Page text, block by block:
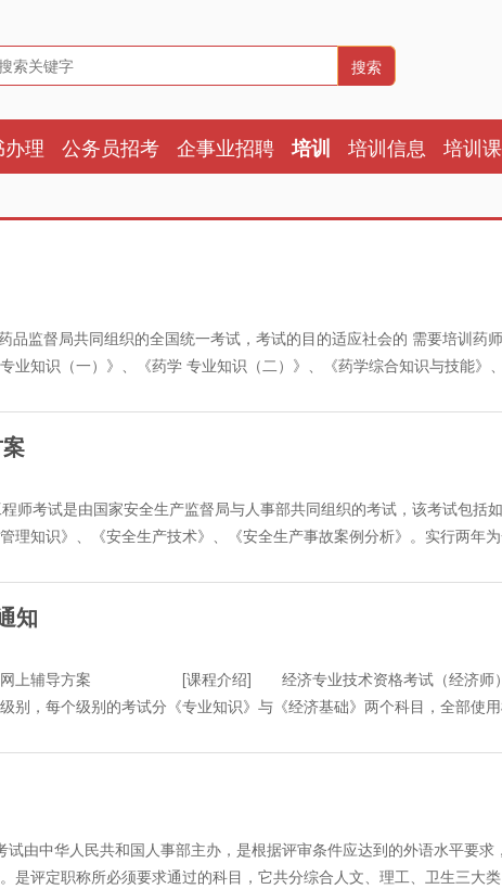
搜索
理 公务员招考 企事业招聘 培训 培训信息 培训
监督局共同组织的全国统一考试，考试的目的适应社会的 需要培训药
业知识（一）》、《药学 专业知识（二）》、《药学综合知识与技能》
》、《中药学专业知识（二）》、《中药综合知识与技能》、《药事管理
课，考试全部使用机读卡答题。环球职业教育在线2008年执业药师考试
、药学专业知识(二)(药剂学、药物化学) 3、药学综合知识与技能4、药事
．中药学专业知识（二）(中药鉴定学、中药化学)7．中药综合知识与技
讲班和冲刺班： 精讲班：每门课各40课时,包括36课时专家讲座,2
题例进行详细的精讲，同时都有专门的课后作业供学员进行练习，以达
配有二套模拟测试题供学员检测学习效果。报名后进入课堂可看到全部
，2套模拟题。主要是讲解考试相关的重点内容，对历年的试题题进行
龙点睛的作用。报名后进入课堂可看到全部学习内容！ ·课程安排：
时间反复学习课程内容，学习期限一直保留至本年度考试结束！ ·教学内
宽频讲座、课堂练习和专家答疑。1、音、视、宽频讲座：主要为老
松掌握。2、课堂练习：听完讲座后，学员可点击“课堂练习”,完成与本讲
讲座后安排四次模拟考试并进行精讲解,使学员对自己的水平和成绩心中
校专设的网络答疑室中提出，由主讲老师亲自解答。4、课件下载：课堂
，就可以将该讲"音、视频"文件"保存到自己本地硬盘指定的地方,这样可以
的“讲义下载”按钮，即可将该讲文保存至本地电脑，也可选择直接打印
中有数。 ·收费标准： 精讲班：每科课程学费200元 冲刺班：每科课
科、二科享受9折优惠，报三科及以上8折优惠！ 付费方式：现场学
、邵先生 售卡地址：嘉兴市东升路1号人力资源中心市场2号楼5楼 在
师考试是由国家安全生产监督局与人事部共同组织的考试，该考试包括
理知识》、《安全生产技术》、《安全生产事故案例分析》。实行两年
考试，部分人员免试两科，实行一年通过。 为帮助参加考试的学员有
册安全工程师考试考前辅导精讲班，本次辅导包括考试所有四个科目
置 精讲班：《安全生产管理知识》、《安全生产事故案例分析》均为
36讲，含2套模拟题，《安全生产技术》为64讲(含2套模拟试题)（部分
远程教育课程将由一批多年从事注册安全教学工作的专家、教师讲授
后第二周开始全面更新。·课程安排 学员可随时报名参加学习，学习
间随时反复学习。·教学内容、形式 2008注册安全工程师考前辅导远
讲座主要为教师根据多年教学经验，对教材的重点、难点、考点进行
的理解相关知识。 2、课堂练习：听完讲座后，学员可点击“课堂练习”
式)保存到自己本地硬盘指定的地方,这样可以在不上网的状态听这些
字按Ctrl+C键，然后再打开word编辑软件按Ctrl+V键,即可将讲义内容拷贝
知
)网上辅导方案 [课程介绍] 经济专业技术资格考试（经济师
别，每个级别的考试分《专业知识》与《经济基础》两个科目，全部使
年经济中、初级资格考试时间定于2007年11月3日（星期六）。 环
、经济基础（初级、中级） 2、金融专业知识与实务（初级、中
源专业知识与实务（初级、中级） 5、财政税收专业知识与实务（初
业知识与实务（中级） 8、房地产专业知识与实务（中级） 9、
（中级） 11、保险专业知识与实务（中级） 12、交通运输经济（
路）专业知识与实务（中级） 14、旅游专业知识与实务（中级
中华人民共和国人事部主办，是根据评审条件应达到的外语水平要求
是评定职称所必须要求通过的科目，它共分综合人文、理工、卫生三大